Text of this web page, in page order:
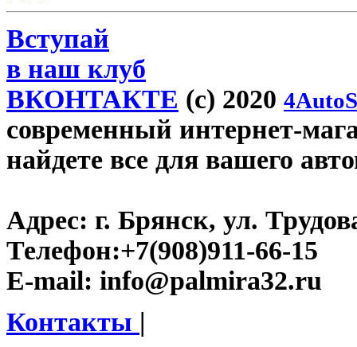
Вступай
в наш клуб
ВКОНТАКТЕ (c) 2020
современный интернет-
найдете все для вашего
Адрес: г. Брянск, ул.
Телефон:+7(908)911-66-15
E-mail: info@palmira32.ru
Контакты |